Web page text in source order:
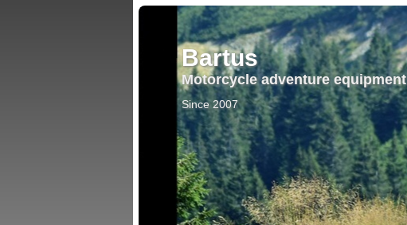
Bartus
Motorcycle adventure equipment
Since 2007